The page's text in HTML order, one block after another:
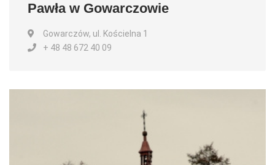
Pawła w Gowarczowie
Gowarczów, ul. Kościelna 1
+ 48 48 672 40 09